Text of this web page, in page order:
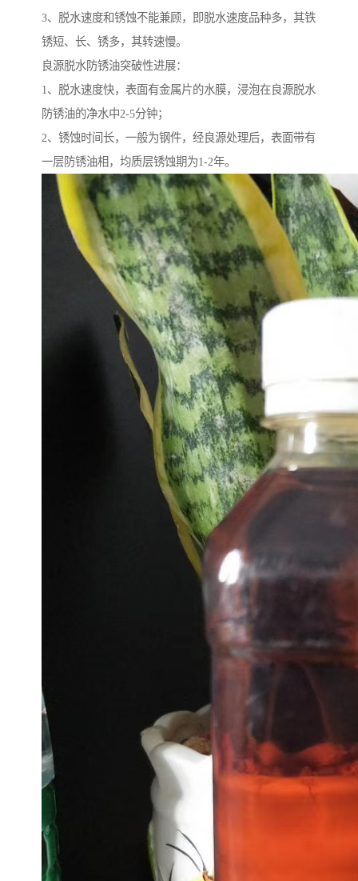
3、脱水速度和锈蚀不能兼顾，即脱水速度品种多，其铁
锈短、长、锈多，其转速慢。
良源脱水防锈油突破性进展：
1、脱水速度快，表面有金属片的水膜，浸泡在良源脱水
防锈油的净水中2-5分钟；
2、锈蚀时间长，一般为钢件，经良源处理后，表面带有
一层防锈油相，均质层锈蚀期为1-2年。